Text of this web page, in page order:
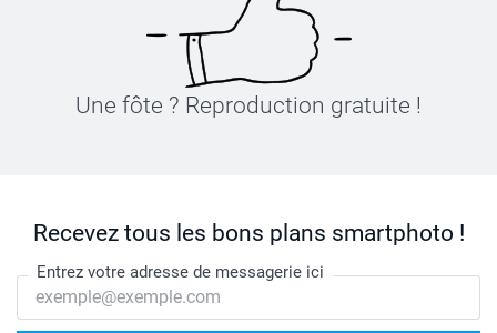
Une fôte ? Reproduction gratuite !
Recevez tous les bons plans smartphoto !
Entrez votre adresse de messagerie ici